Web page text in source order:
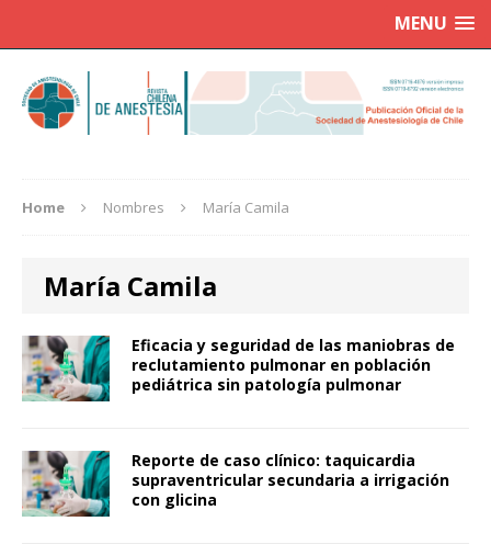
MENU
Home Nombres María Camila
María Camila
Eficacia y seguridad de las maniobras de
reclutamiento pulmonar en población
pediátrica sin patología pulmonar
Reporte de caso clínico: taquicardia
supraventricular secundaria a irrigación
con glicina